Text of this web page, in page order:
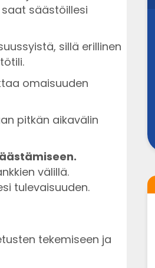
säästöillesi
sillä erillinen
omaisuuden
pitkän aikavälin
välillä.
tulevaisuuden.
tekemiseen ja